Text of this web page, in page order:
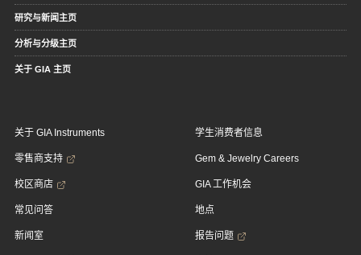
研究与新闻主页
分析与分级主页
关于 GIA 主页
关于 GIA Instruments
零售商支持
校区商店
常见问答
新闻室
学生消费者信息
Gem & Jewelry Careers
GIA 工作机会
地点
报告问题